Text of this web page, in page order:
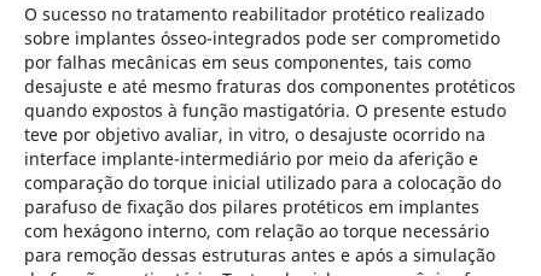
O sucesso no tratamento reabilitador protético realizado
sobre implantes ósseo-integrados pode ser comprometido
por falhas mecânicas em seus componentes, tais como
desajuste e até mesmo fraturas dos componentes protéticos
quando expostos à função mastigatória. O presente estudo
teve por objetivo avaliar, in vitro, o desajuste ocorrido na
interface implante-intermediário por meio da aferição e
comparação do torque inicial utilizado para a colocação do
parafuso de fixação dos pilares protéticos em implantes
com hexágono interno, com relação ao torque necessário
para remoção dessas estruturas antes e após a simulação